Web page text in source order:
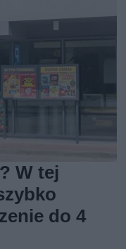
W tej
do 4